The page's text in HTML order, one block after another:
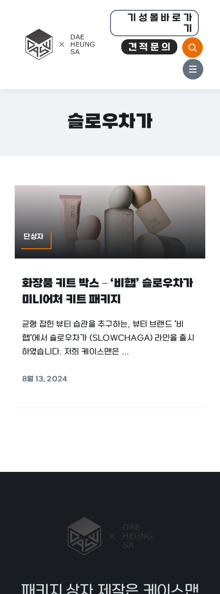
뛰
기 성 몰 바 로 가
기
견 적 문 의
슬로우차가
단상자
화장품 키트 박스 – ‘비햅’ 슬로우차가
미니어처 키트 패키지
균형 잡힌 뷰티 습관을 추구하는, 뷰티 브랜드 '비
햅'에서 슬로우차가 (SLOWCHAGA) 라인을 출시
하였습니다. 저희 케이스맨은 ...
8월 13, 2024